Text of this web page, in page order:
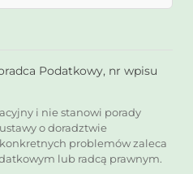
Podatkowy, nr wpisu
i nie stanowi porady
o doradztwie
problemów zaleca
lub radcą prawnym.